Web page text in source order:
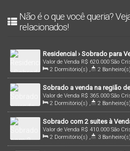
Não é o que você queria?
relacionados!
Residencial › Sobrado para
em Barra Velha/SC | Cód.: 289
R$ 620.000
Valor de Venda
São
Catarina, Brasil
2 Dormitório(s) , 2 Banheiro(s)
,
1 Sala(s) , 1 Suíte(s) , 1
Sobrado a venda na região
R$ 365.000
Valor de Venda
São
Catarina, Brasil
2 Dormitório(s) , 2 Banheiro(s)
Sala(s) , 1 Suíte(s) , 1 ~ 2
Útil: 95.00m²
Sobrado com 2 suites à
R$ 410.000
Valor de Venda
São
Catarina, Brasil
2 Dormitório(s) , 3 Banheiro(s)
Suíte(s) , 1 Vaga(s) , 1200m